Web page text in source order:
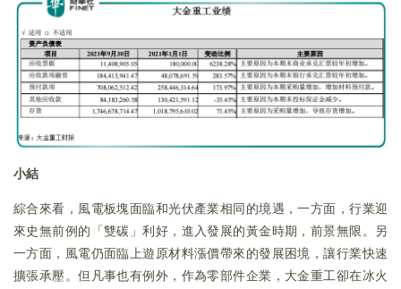
小結
綜合來看，風電板塊面臨和光伏產業相同的境遇，一方面，行業迎
來史無前例的「雙碳」利好，進入發展的黃金時期，前景無限。另
一方面，風電仍面臨上遊原材料漲價帶來的發展困境，讓行業快速
擴張承壓。但凡事也有例外，作為零部件企業，大金重工卻在冰火